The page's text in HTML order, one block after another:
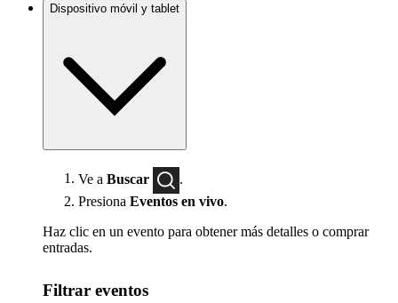
Dispositivo móvil y tablet
Ve a Buscar
.
Presiona Eventos en vivo.
Haz clic en un evento para obtener más detalles o comprar
entradas.
Filtrar eventos